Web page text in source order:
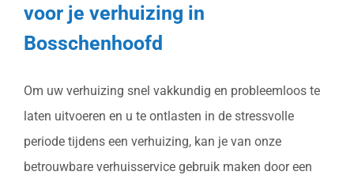
voor je verhuizing in
Bosschenhoofd
Om uw verhuizing snel vakkundig en probleemloos te
laten uitvoeren en u te ontlasten in de stressvolle
periode tijdens een verhuizing, kan je van onze
betrouwbare verhuisservice gebruik maken door een